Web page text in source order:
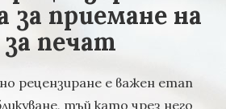
за приемане на
печат
рецензиране е важен етап
тъй като чрез него